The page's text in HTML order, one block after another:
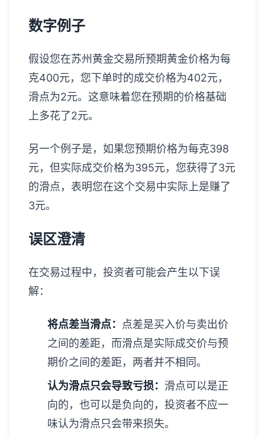
数字例子
假设您在苏州黄金交易所预期黄金价格为每
克400元，您下单时的成交价格为402元，
滑点为2元。这意味着您在预期的价格基础
上多花了2元。
另一个例子是，如果您预期价格为每克398
元，但实际成交价格为395元，您获得了3元
的滑点，表明您在这个交易中实际上是赚了
3元。
误区澄清
在交易过程中，投资者可能会产生以下误
解：
将点差当滑点： 点差是买入价与卖出价
之间的差距，而滑点是实际成交价与预
期价之间的差距，两者并不相同。
认为滑点只会导致亏损： 滑点可以是正
向的，也可以是负向的，投资者不应一
味认为滑点只会带来损失。